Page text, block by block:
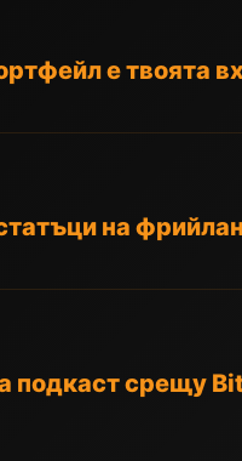
е твоята
на
подкаст срещу